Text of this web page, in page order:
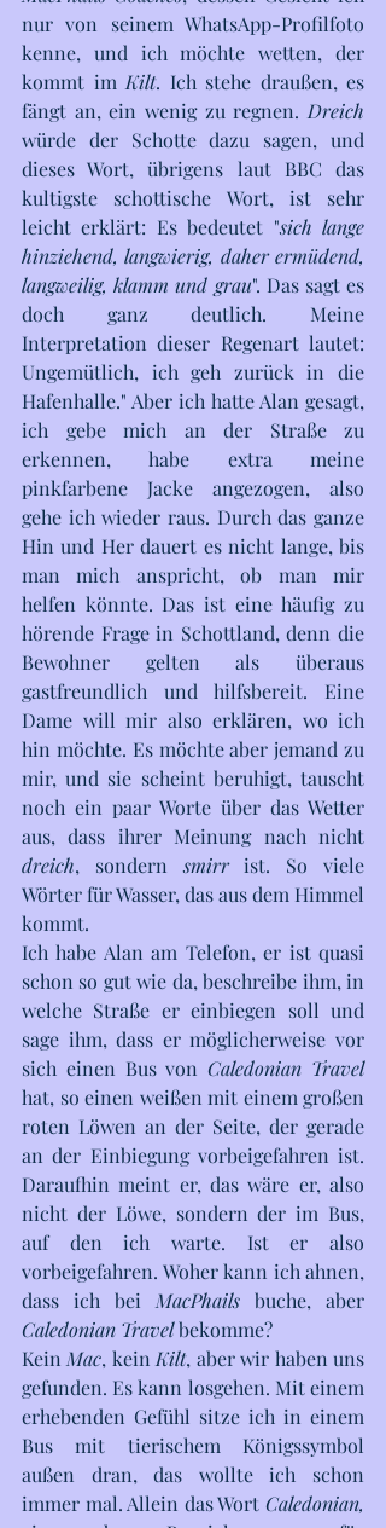
nur von seinem WhatsApp-Profilfoto
kenne, und ich möchte wetten, der
kommt im Kilt. Ich stehe draußen, es
fängt an, ein wenig zu regnen. Dreich
würde der Schotte dazu sagen, und
dieses Wort, übrigens laut BBC das
kultigste schottische Wort, ist sehr
leicht erklärt: Es bedeutet "sich lange
hinziehend, langwierig, daher ermüdend,
langweilig, klamm und grau". Das sagt es
doch ganz deutlich. Meine
Interpretation dieser Regenart lautet:
Ungemütlich, ich geh zurück in die
Hafenhalle." Aber ich hatte Alan gesagt,
ich gebe mich an der Straße zu
erkennen, habe extra meine
pinkfarbene Jacke angezogen, also
gehe ich wieder raus. Durch das ganze
Hin und Her dauert es nicht lange, bis
man mich anspricht, ob man mir
helfen könnte. Das ist eine häufig zu
hörende Frage in Schottland, denn die
Bewohner gelten als überaus
gastfreundlich und hilfsbereit. Eine
Dame will mir also erklären, wo ich
hin möchte. Es möchte aber jemand zu
mir, und sie scheint beruhigt, tauscht
noch ein paar Worte über das Wetter
dreich, sondern smirr ist. So viele
Wörter für Wasser, das aus dem Himmel
kommt.
Ich habe Alan am Telefon, er ist quasi
schon so gut wie da, beschreibe ihm, in
welche Straße er einbiegen soll und
sage ihm, dass er möglicherweise vor
sich einen Bus von Caledonian Travel
hat, so einen weißen mit einem großen
roten Löwen an der Seite, der gerade
an der Einbiegung vorbeigefahren ist.
Daraufhin meint er, das wäre er, also
nicht der Löwe, sondern der im Bus,
auf den ich warte. Ist er also
vorbeigefahren. Woher kann ich ahnen,
dass ich bei MacPhails
Caledonian Travel bekomme?
Kein Mac, kein Kilt, aber wir haben uns
gefunden. Es kann losgehen. Mit einem
erhebenden Gefühl sitze ich in einem
Bus mit tierischem Königssymbol
außen dran, das wollte ich schon
immer mal. Allein das Wort